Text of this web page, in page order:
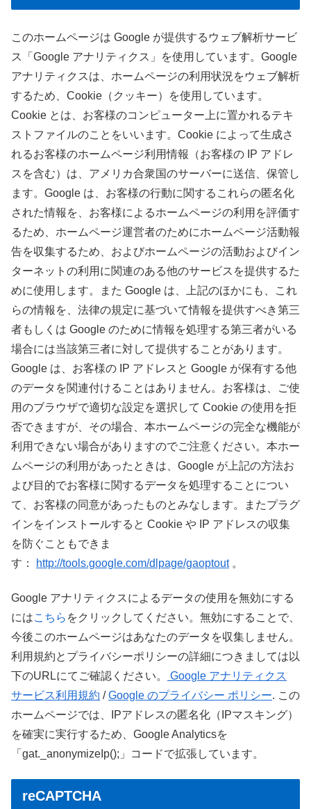
このホームページは Google が提供するウェブ解析サービ
ス「Google アナリティクス」を使用しています。Google
アナリティクスは、ホームページの利用状況をウェブ解析
するため、Cookie（クッキー）を使用しています。
Cookie とは、お客様のコンピューター上に置かれるテキ
ストファイルのことをいいます。Cookie によって生成さ
れるお客様のホームページ利用情報（お客様の IP アドレ
スを含む）は、アメリカ合衆国のサーバーに送信、保管し
ます。Google は、お客様の行動に関するこれらの匿名化
された情報を、お客様によるホームページの利用を評価す
るため、ホームページ運営者のためにホームページ活動報
告を収集するため、およびホームページの活動およびイン
ターネットの利用に関連のある他のサービスを提供するた
めに使用します。また Google は、上記のほかにも、これ
らの情報を、法律の規定に基づいて情報を提供すべき第三
者もしくは Google のために情報を処理する第三者がいる
場合には当該第三者に対して提供することがあります。
Google は、お客様の IP アドレスと Google が保有する他
のデータを関連付けることはありません。お客様は、ご使
用のブラウザで適切な設定を選択して Cookie の使用を拒
否できますが、その場合、本ホームページの完全な機能が
利用できない場合がありますのでご注意ください。本ホー
ムページの利用があったときは、Google が上記の方法お
よび目的でお客様に関するデータを処理することについ
て、お客様の同意があったものとみなします。またプラグ
インをインストールすると Cookie や IP アドレスの収集
を防ぐこともできま
す：
http://tools.google.com/dlpage/gaoptout。
Google アナリティクスによるデータの使用を無効にする
にはこちら をクリックしてください。無効にすることで、
今後このホームページはあなたのデータを収集しません。
利用規約とプライバシーポリシーの詳細につきましては以
下のURLにてご確認ください。
Google アナリティクス
サービス利用規約 /Google のプライバシー ポリシー. この
ホームページでは、IPアドレスの匿名化（IPマスキング）
を確実に実行するため、Google Analyticsを
「gat._anonymizeIp();」コードで拡張しています。
reCAPTCHA